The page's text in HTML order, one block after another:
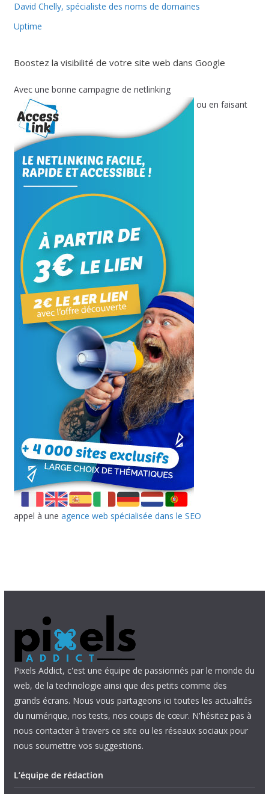
David Chelly, spécialiste des noms de domaines
Uptime
Boostez la visibilité de votre site web dans Google
Avec une bonne campagne de netlinking
ou en faisant
appel à une agence web spécialisée dans le SEO
Pixels Addict, c'est une équipe de passionnés par le monde du
web, de la technologie ainsi que des petits comme des
grands écrans. Nous vous partageons ici toutes les actualités
du numérique, nos tests, nos coups de cœur. N'hésitez pas à
nous contacter à travers ce site ou les réseaux sociaux pour
nous soumettre vos suggestions.
L’équipe de rédaction